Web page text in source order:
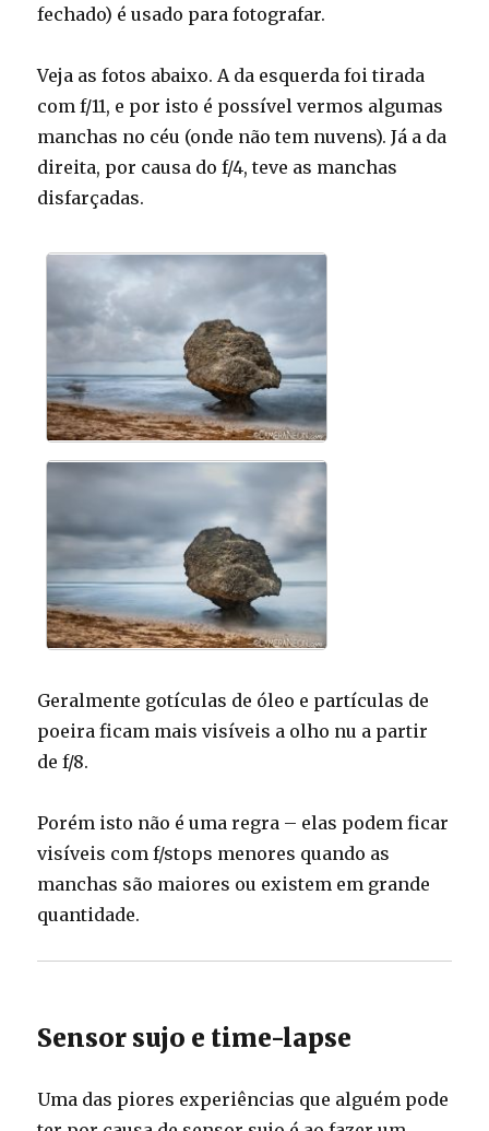
fechado) é usado para fotografar.
Veja as fotos abaixo. A da esquerda foi tirada
com f/11, e por isto é possível vermos algumas
manchas no céu (onde não tem nuvens). Já a da
direita, por causa do f/4, teve as manchas
disfarçadas.
Geralmente gotículas de óleo e partículas de
poeira ficam mais visíveis a olho nu a partir
de f/8.
Porém isto não é uma regra – elas podem ficar
visíveis com f/stops menores quando as
manchas são maiores ou existem em grande
quantidade.
Sensor sujo e time-lapse
Uma das piores experiências que alguém pode